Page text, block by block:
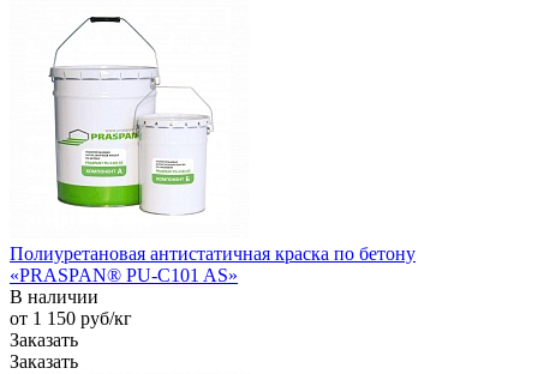
Полиуретановая антистатичная краска по бетону
«PRASPAN® PU-C101 AS»
В наличии
от 1 150 руб/кг
Заказать
Заказать